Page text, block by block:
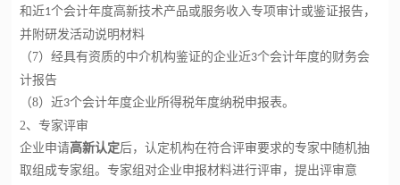
和近1个会计年度高新技术产品或服务收入专项审计或鉴证报告，
并附研发活动说明材料
（7）经具有资质的中介机构鉴证的企业近3个会计年度的财务会
计报告
（8）近3个会计年度企业所得税年度纳税申报表。
2、专家评审
企业申请高新认定后，认定机构在符合评审要求的专家中随机抽
取组成专家组。专家组对企业申报材料进行评审，提出评审意